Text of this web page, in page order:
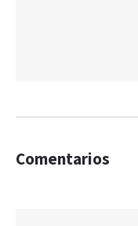
Comentarios